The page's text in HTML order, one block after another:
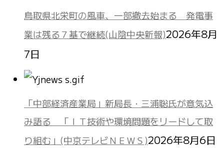
鳥取県北栄町の風車、一部撤去始まる 発電事
業は残る７基で継続(山陰中央新報)2026年8月
7日
「中部経済産業局」新局長・三浦聡氏が意気込
み語る 「ＩＴ技術や環境問題をリードして取
り組む」(中京テレビＮＥＷＳ)2026年8月6日